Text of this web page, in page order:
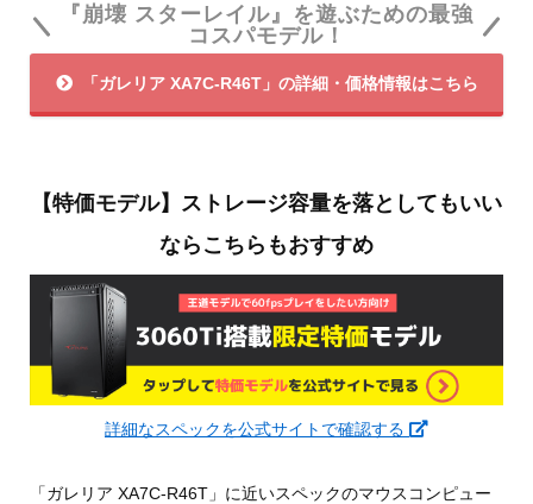
『崩壊 スターレイル』を遊ぶための最強
コスパモデル！
「ガレリア XA7C-R46T」の詳細・価格情報はこちら
【特価モデル】ストレージ容量を落としてもいい
ならこちらもおすすめ
詳細なスペックを公式サイトで確認する
「ガレリア XA7C-R46T」に近いスペックのマウスコンピュー